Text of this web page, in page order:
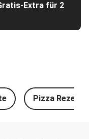
Extra für 2
Pizza Rezepte